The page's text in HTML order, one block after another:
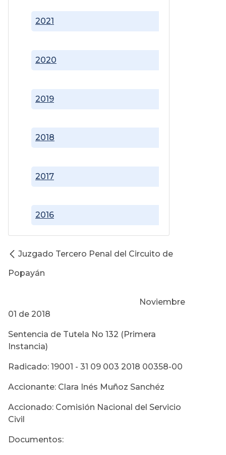
2016
2017
2018
2019
2020
2021
Juzgado Tercero Penal del Circuito de
Popayán
Noviembre
01 de 2018
Sentencia de Tutela No 132 (Primera
Instancia)
Radicado: 19001 - 31 09 003 2018 00358-00
Accionante: Clara Inés Muñoz Sanchéz
Accionado: Comisión Nacional del Servicio
Civil
Documentos: